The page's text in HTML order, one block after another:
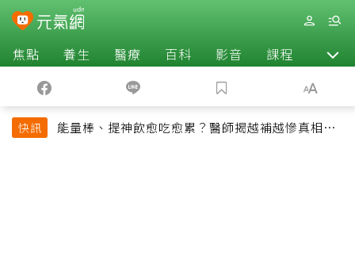
焦點 養生 醫療 百科 影音 課程 退休
快訊
能量棒、提神飲愈吃愈累？醫師揭越補越慘真相：